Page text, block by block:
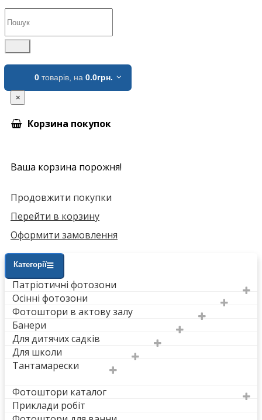
0 товарів, на 0.0грн.
×
Корзина покупок
Ваша корзина порожня!
Продовжити покупки
Перейти в корзину
Оформити замовлення
Категорії
Патріотичні фотозони
Осінні фотозони
Фотоштори в актову залу
Банери
Для дитячих садків
Для школи
Тантамарески
Фотоштори каталог
Приклади робіт